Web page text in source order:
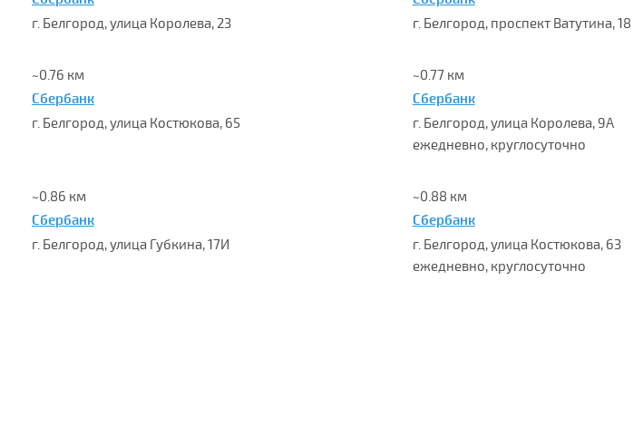
г. Белгород, улица Королева, 23 г. Белгород, проспект Ватутина, 18
~0.76 км
Сбербанк
г. Белгород, улица Костюкова, 65
~0.77 км
Сбербанк
г. Белгород, улица Королева, 9А
ежедневно, круглосуточно
~0.86 км
Сбербанк
г. Белгород, улица Губкина, 17И
~0.88 км
Сбербанк
г. Белгород, улица Костюкова, 63
ежедневно, круглосуточно